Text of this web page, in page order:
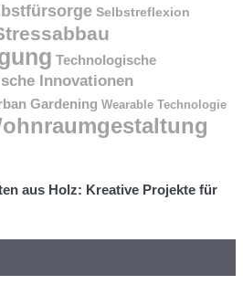
Selbstreflexion
Technologische
Innovationen
Gardening Wearable Technologie
aus Holz: Kreative Projekte für